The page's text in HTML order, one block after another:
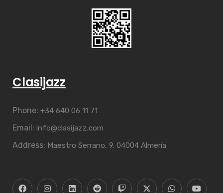
Clasijazz
Phone: +34 640 06 11 71
Email: info@clasijazz.com
Address: Maestro Serrano, 9. 04004 Almería